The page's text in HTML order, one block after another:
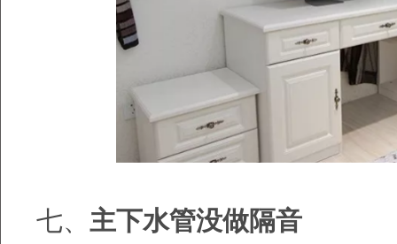
七、 主下水管没做隔音